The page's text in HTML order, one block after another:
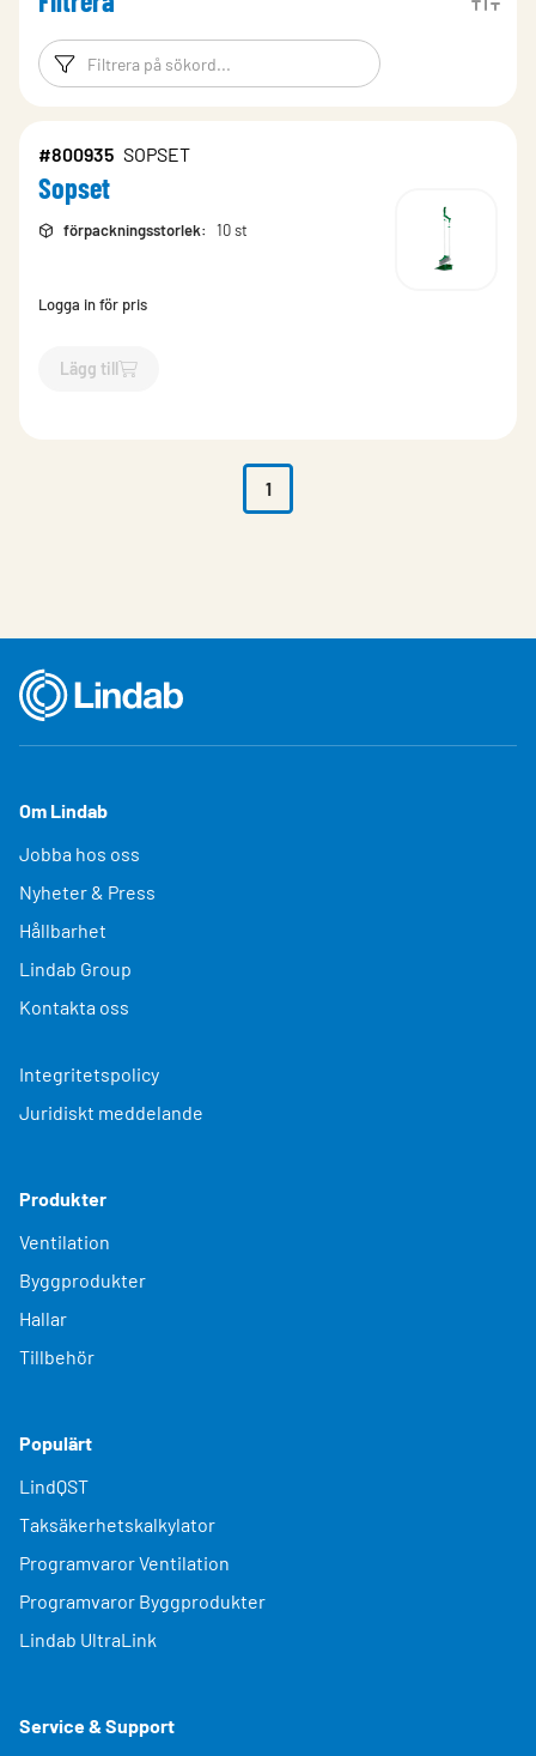
Filtreringsord Filtrera
#800935 SOPSET
Sopset
förpackningsstorlek: 10 st
Logga in för pris
Lägg till
`$Lägg till
1
Om Lindab
Jobba hos oss
Nyheter & Press
Hållbarhet
Lindab Group
Kontakta oss
Integritetspolicy
Juridiskt meddelande
Produkter
Ventilation
Byggprodukter
Hallar
Tillbehör
Populärt
LindQST
Taksäkerhetskalkylator
Programvaror Ventilation
Programvaror Byggprodukter
Lindab UltraLink
Service & Support